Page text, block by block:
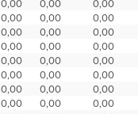
0,00 0,00
0,00
0,00 0,00
0,00
0,00 0,00
0,00
0,00 0,00
0,00
0,00 0,00
0,00
0,00 0,00
0,00
0,00 0,00
0,00
0,00 0,00
0,00